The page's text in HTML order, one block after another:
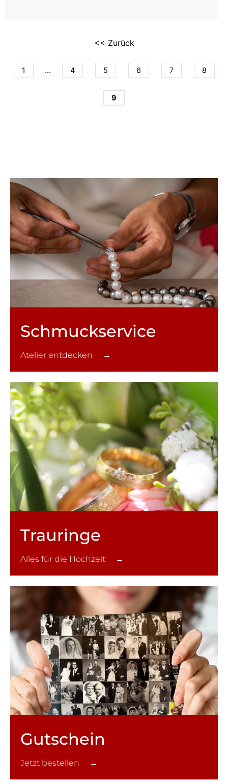
<< Zurück
1 ... 4 5 6 7 8
9
Schmuck­service
Atelier entdecken →
Trauringe
Alles für die Hochzeit →
Gutschein
Jetzt bestellen →